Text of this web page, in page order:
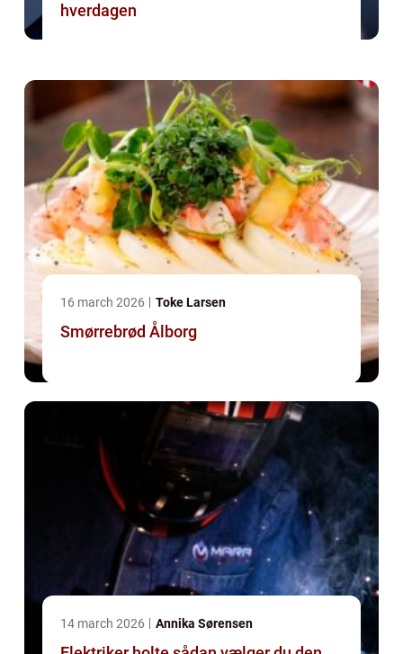
hverdagen
16 march 2026 Toke Larsen
Smørrebrød Ålborg
14 march 2026 Annika Sørensen